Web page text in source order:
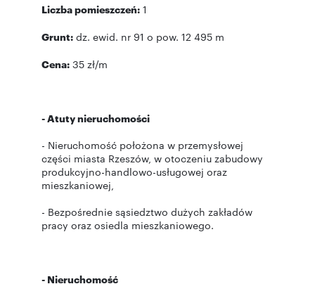
Liczba pomieszczeń: 1
Grunt: dz. ewid. nr 91 o pow. 12 495 m
Cena: 35 zł/m
- Atuty nieruchomości
- Nieruchomość położona w przemysłowej
części miasta Rzeszów, w otoczeniu zabudowy
produkcyjno-handlowo-usługowej oraz
mieszkaniowej,
- Bezpośrednie sąsiedztwo dużych zakładów
pracy oraz osiedla mieszkaniowego.
- Nieruchomość